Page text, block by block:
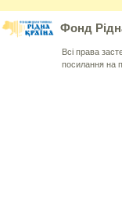
Фонд
Всі права
посилання на